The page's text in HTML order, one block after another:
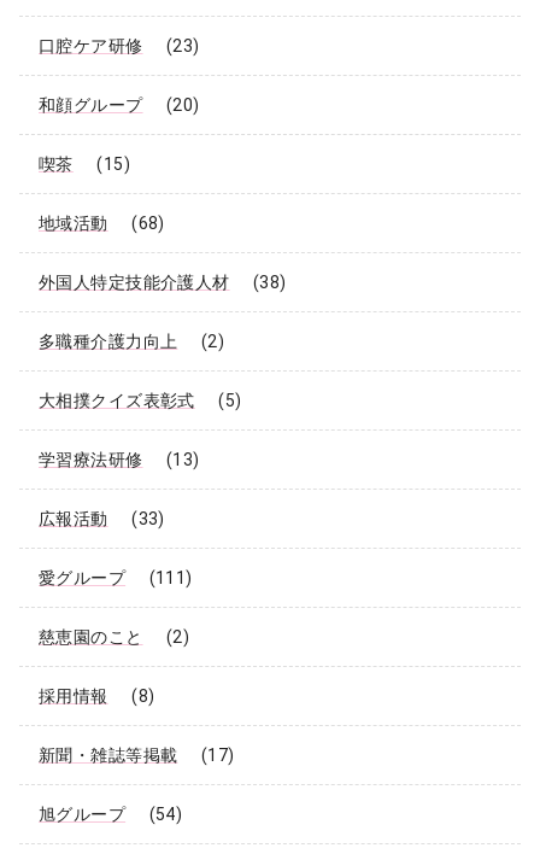
口腔ケア研修 (23)
和顔グループ (20)
喫茶 (15)
地域活動 (68)
外国人特定技能介護人材 (38)
多職種介護力向上 (2)
大相撲クイズ表彰式 (5)
学習療法研修 (13)
広報活動 (33)
愛グループ (111)
慈恵園のこと (2)
採用情報 (8)
新聞・雑誌等掲載 (17)
旭グループ (54)